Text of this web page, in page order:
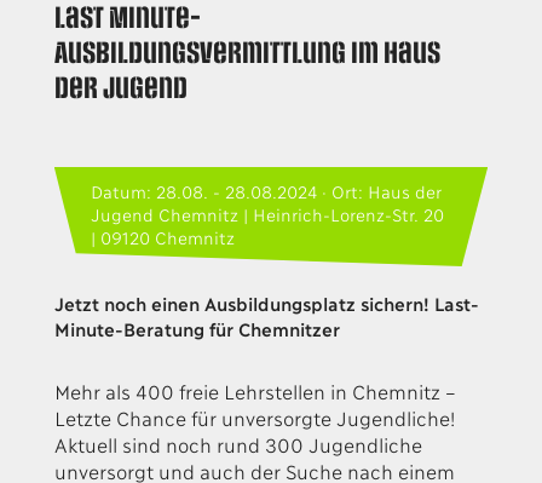
Last Minute-
Ausbildungsvermittlung im Haus
der Jugend
Datum: 28.08. - 28.08.2024 · Ort: Haus der
Jugend Chemnitz | Heinrich-Lorenz-Str. 20
| 09120 Chemnitz
Jetzt noch einen Ausbildungsplatz sichern! Last-
Minute-Beratung für Chemnitzer
Mehr als 400 freie Lehrstellen in Chemnitz –
Letzte Chance für unversorgte Jugendliche!
Aktuell sind noch rund 300 Jugendliche
unversorgt und auch der Suche nach einem